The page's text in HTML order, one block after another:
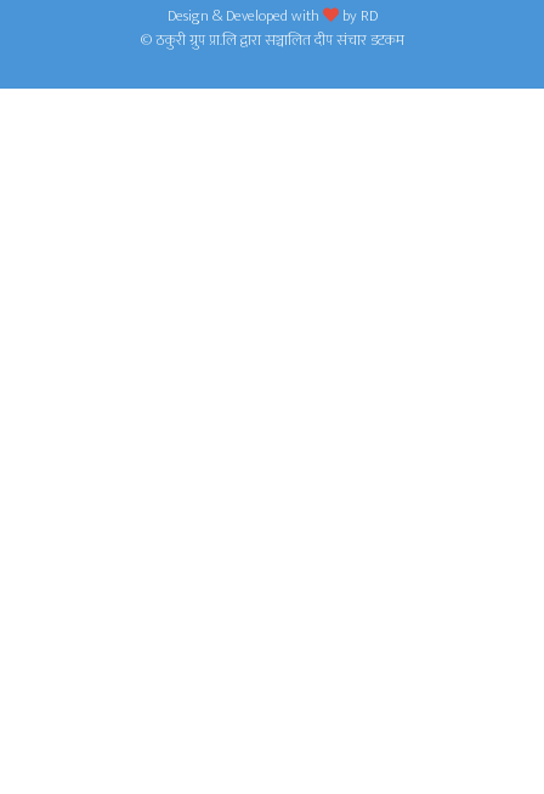
Design & Developed with byRD
© ठकुरी ग्रुप प्रा.लि द्वारा सञ्चालित दीप संचार डटकम